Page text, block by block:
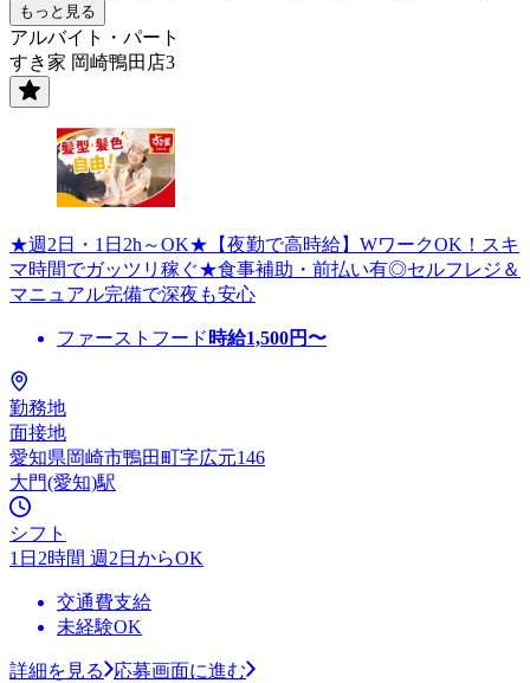
もっと見る
アルバイト・パート
すき家 岡崎鴨田店3
★週2日・1日2h～OK★【夜勤で高時給】WワークOK！スキ
マ時間でガッツリ稼ぐ★食事補助・前払い有◎セルフレジ＆
マニュアル完備で深夜も安心
ファーストフード 時給1,500円〜
勤務地
面接地
愛知県岡崎市鴨田町字広元146
大門(愛知)駅
シフト
1日2時間 週2日からOK
交通費支給
未経験OK
詳細を見る
応募画面に進む